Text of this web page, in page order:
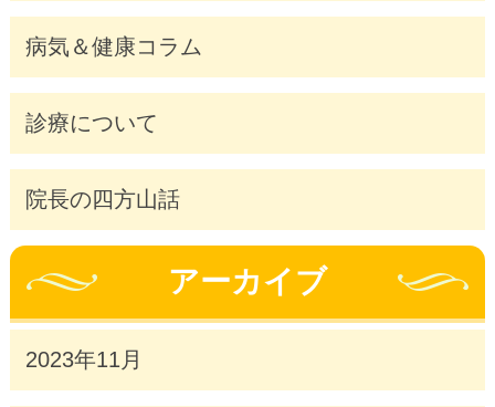
病気＆健康コラム
診療について
院長の四方山話
アーカイブ
2023年11月